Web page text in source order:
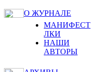
О ЖУРНАЛЕ
МАНИФЕСТ
ЛКИ
НАШИ
АВТОРЫ